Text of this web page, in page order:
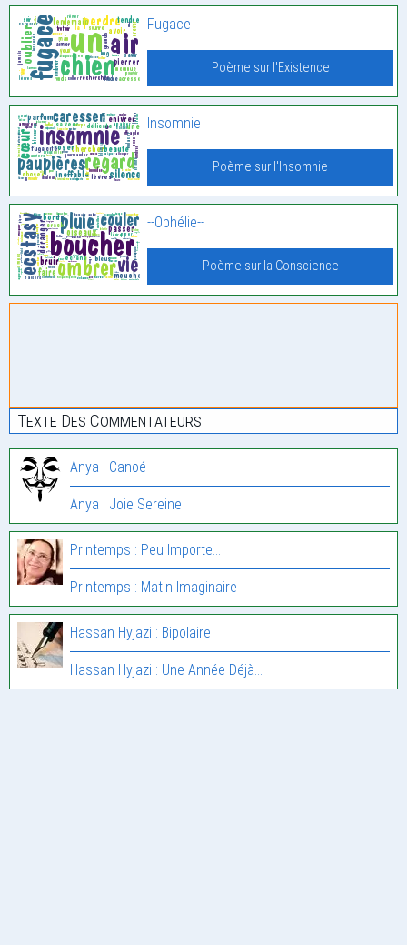
Fugace
Poème sur l'Existence
Insomnie
Poème sur l'Insomnie
--Ophélie--
Poème sur la Conscience
Texte Des Commentateurs
Anya : Canoé
Anya : Joie Sereine
Printemps : Peu Importe…
Printemps : Matin Imaginaire
Hassan Hyjazi : Bipolaire
Hassan Hyjazi : Une Année Déjà…